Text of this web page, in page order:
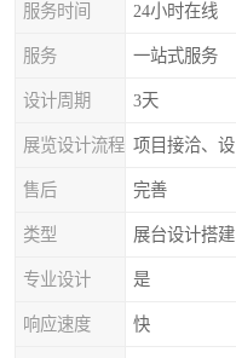
服务时间 24小时在线
服务 一站式服务
设计周期 3天
展览设计流程
售后 完善
类型 展台设计搭建
专业设计 是
响应速度 快